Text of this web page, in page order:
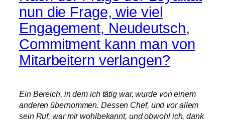
nun die Frage, wie viel
Engagement, Neudeutsch,
Commitment kann man von
Mitarbeitern verlangen?
Ein Bereich, in dem ich tätig war, wurde von einem
anderen übernommen. Dessen Chef, und vor allem
sein Ruf, war mir wohlbekannt, und obwohl ich, dank